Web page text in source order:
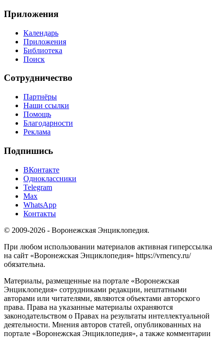
Приложения
Календарь
Приложения
Библиотека
Поиск
Сотрудничество
Партнёры
Наши ссылки
Помощь
Благодарности
Реклама
Подпишись
ВКонтакте
Одноклассники
Telegram
Max
WhatsApp
Контакты
© 2009-2026 - Воронежская Энциклопедия.
При любом использовании материалов активная гиперссылка
на сайт «Воронежская Энциклопедия» https://vrnency.ru/
обязательна.
Материалы, размещенные на портале «Воронежская
Энциклопедия» сотрудниками редакции, нештатными
авторами или читателями, являются объектами авторского
права. Права на указанные материалы охраняются
законодательством о Правах на результаты интеллектуальной
деятельности. Мнения авторов статей, опубликованных на
портале «Воронежская Энциклопедия», а также комментарии